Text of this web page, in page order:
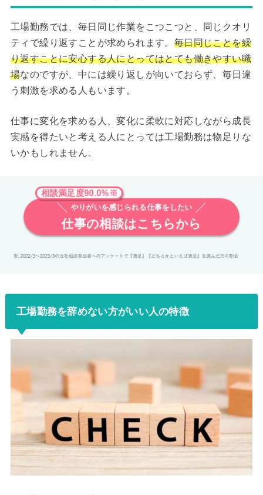
工場勤務では、毎日同じ作業をこつこつと、同じクオリ
ティで繰り返すことが求められます。 毎日同じことを繰
り返すことに安心する人にとってはとても働きやすい職
場なのですが、中には繰り返しが向いておらず、毎日違
う刺激を求める人もいます。
仕事に変化を求める人、変化に柔軟に対応しながら成長
実感を得たいと考える人にとっては工場勤務は物足りな
いかもしれません。
相談満足度90.0%※
やりがいを感じられる仕事をしたい
仕事の相談はこちらから
工場勤務を辞めない方がいい人の特徴